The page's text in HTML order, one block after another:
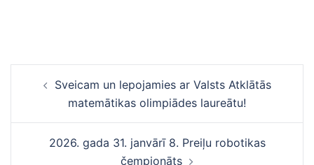
navigācijaSveicam un lepojamies ar Valsts Atklātās
matemātikas olimpiādes laureātu!
2026. gada 31. janvārī 8. Preiļu robotikas
čempionāts